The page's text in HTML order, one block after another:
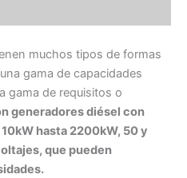
muchos tipos de formas
gama de capacidades
gama de requisitos o
generadores diésel con
hasta 2200kW, 50 y
que pueden